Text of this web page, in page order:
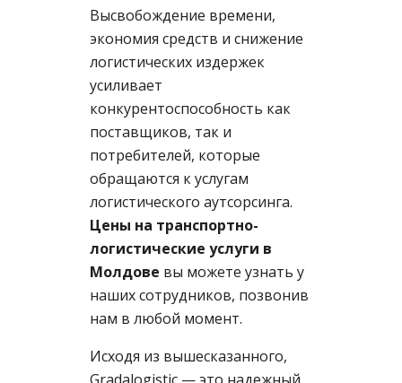
Высвобождение времени,
экономия средств и снижение
логистических издержек
усиливает
конкурентоспособность как
поставщиков, так и
потребителей, которые
обращаются к услугам
логистического аутсорсинга.
Цены на транспортно-
логистические услуги в
Молдове вы можете узнать у
наших сотрудников, позвонив
нам в любой момент.
Исходя из вышесказанного,